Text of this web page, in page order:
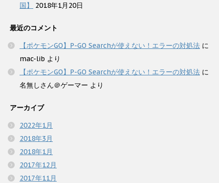
国】
2018年1月20日
最近のコメント
【ポケモンGO】P-GO Searchが使えない！エラーの対処法 に
mac-lib より
【ポケモンGO】P-GO Searchが使えない！エラーの対処法 に
名無しさん＠ゲーマー より
アーカイブ
2022年1月
2018年3月
2018年1月
2017年12月
2017年11月